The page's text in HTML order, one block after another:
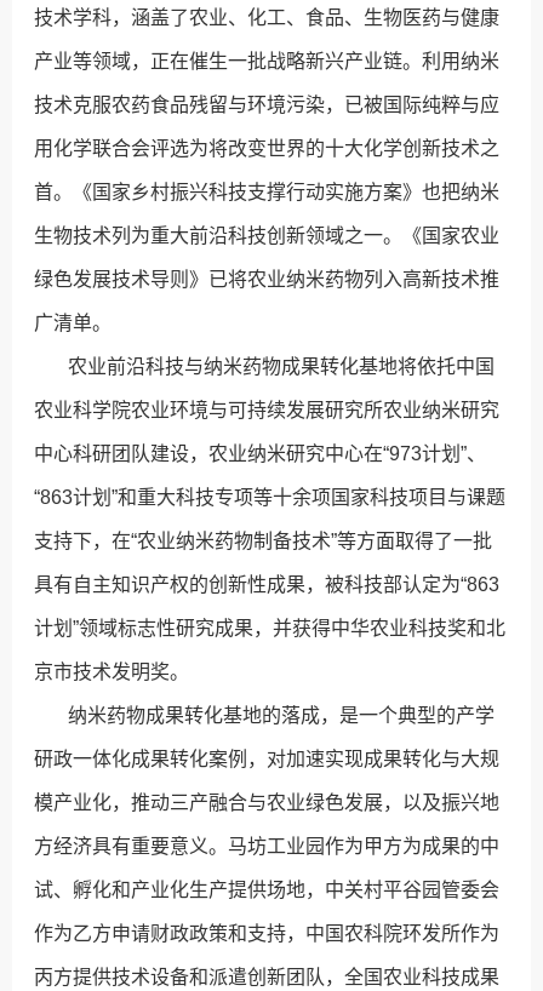
技术学科，涵盖了农业、化工、食品、生物医药与健康
产业等领域，正在催生一批战略新兴产业链。利用纳米
技术克服农药食品残留与环境污染，已被国际纯粹与应
用化学联合会评选为将改变世界的十大化学创新技术之
首。《国家乡村振兴科技支撑行动实施方案》也把纳米
生物技术列为重大前沿科技创新领域之一。《国家农业
绿色发展技术导则》已将农业纳米药物列入高新技术推
广清单。
农业前沿科技与纳米药物成果转化基地将依托中国
农业科学院农业环境与可持续发展研究所农业纳米研究
中心科研团队建设，农业纳米研究中心在“973计划”、
“863计划”和重大科技专项等十余项国家科技项目与课题
支持下，在“农业纳米药物制备技术”等方面取得了一批
具有自主知识产权的创新性成果，被科技部认定为“863
计划”领域标志性研究成果，并获得中华农业科技奖和北
京市技术发明奖。
纳米药物成果转化基地的落成，是一个典型的产学
研政一体化成果转化案例，对加速实现成果转化与大规
模产业化，推动三产融合与农业绿色发展，以及振兴地
方经济具有重要意义。马坊工业园作为甲方为成果的中
试、孵化和产业化生产提供场地，中关村平谷园管委会
作为乙方申请财政政策和支持，中国农科院环发所作为
丙方提供技术设备和派遣创新团队，全国农业科技成果